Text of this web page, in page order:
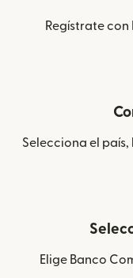
Regístrate con
Selecciona el
Elige Banco